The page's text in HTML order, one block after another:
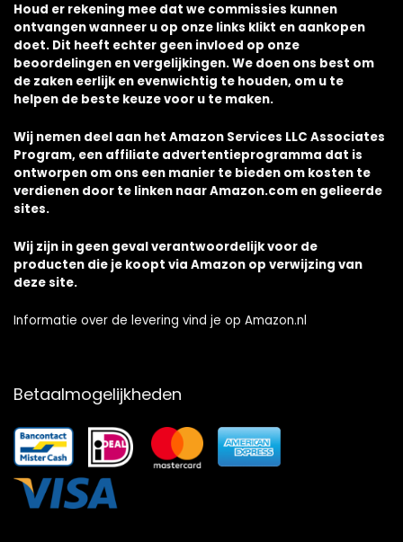
Houd er rekening mee dat we commissies kunnen
ontvangen wanneer u op onze links klikt en aankopen
doet. Dit heeft echter geen invloed op onze
beoordelingen en vergelijkingen. We doen ons best om
de zaken eerlijk en evenwichtig te houden, om u te
helpen de beste keuze voor u te maken.
Wij nemen deel aan het Amazon Services LLC Associates
Program, een affiliate advertentieprogramma dat is
ontworpen om ons een manier te bieden om kosten te
verdienen door te linken naar Amazon.com en gelieerde
sites.
Wij zijn in geen geval verantwoordelijk voor de
producten die je koopt via Amazon op verwijzing van
deze site.
Informatie over de levering vind je op Amazon.nl
Betaalmogelijkheden